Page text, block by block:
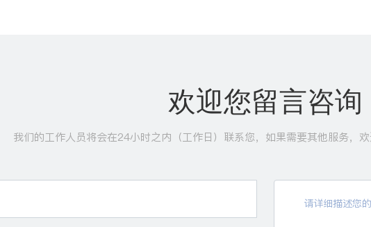
欢迎您留言咨询
我们的工作人员将会在24小时之内（工作日）联系您，如果需要其他服务，欢